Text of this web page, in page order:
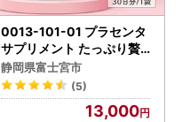
0013-101-01 プラセンタ
サプリメント たっぷり贅
沢プラセンタ＆コラーゲン
3袋 (3ヶ月)
静岡県富士宮市
(5)
13,000